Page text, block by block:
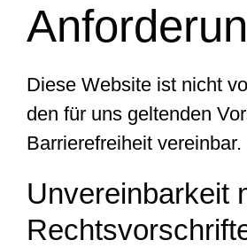
Diese Website ist nicht
den für uns geltenden
Barrierefreiheit
Unvereinbarkeit